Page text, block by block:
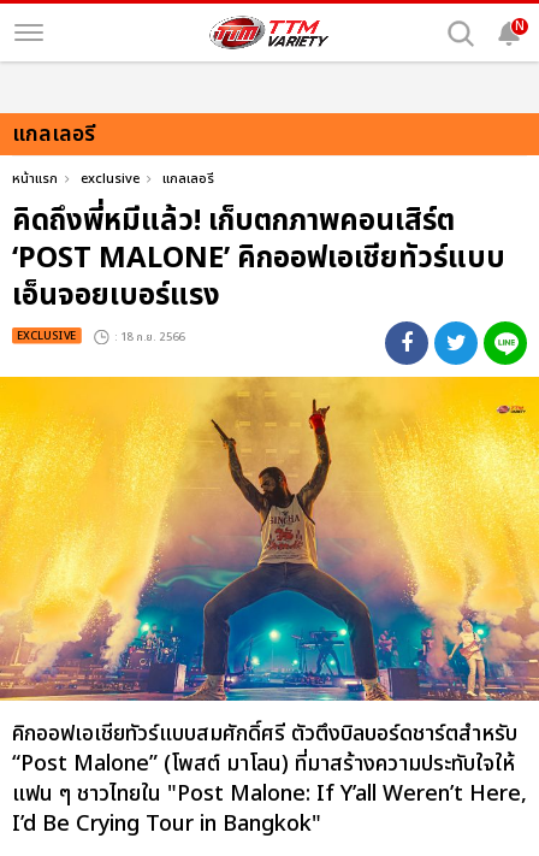
N
แกลเลอรี
หน้าแรก exclusive แกลเลอรี
คิดถึงพี่หมีแล้ว! เก็บตกภาพคอนเสิร์ต
‘POST MALONE’ คิกออฟเอเชียทัวร์แบบ
เอ็นจอยเบอร์แรง
EXCLUSIVE : 18 ก.ย. 2566
คิกออฟเอเชียทัวร์แบบสมศักดิ์ศรี ตัวตึงบิลบอร์ดชาร์ตสำหรับ
“Post Malone” (โพสต์ มาโลน) ที่มาสร้างความประทับใจให้
แฟน ๆ ชาวไทยใน "Post Malone: If Y’all Weren’t Here,
I’d Be Crying Tour in Bangkok"